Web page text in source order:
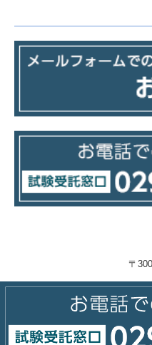
〒
Copyright (c) 2019 - 2026 株